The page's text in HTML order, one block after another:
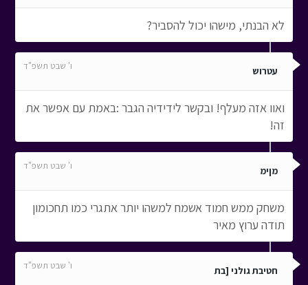
לא הבנתי, מישהו יכול להסביר?
עטרוש ו' שבט תשפ"ד
ואוו אזה מעלף! ובקשר לידידיה הגבר :באמת עם אפשר את
זה!
מןימ ו' שבט תשפ"ד
משחק ממש חמוד אשמח למשהו יותר אתגרי כמו תחכומון
תודה ערוץ מאיר
חטיבת גולני [בת ו' שבט תשפ"ד